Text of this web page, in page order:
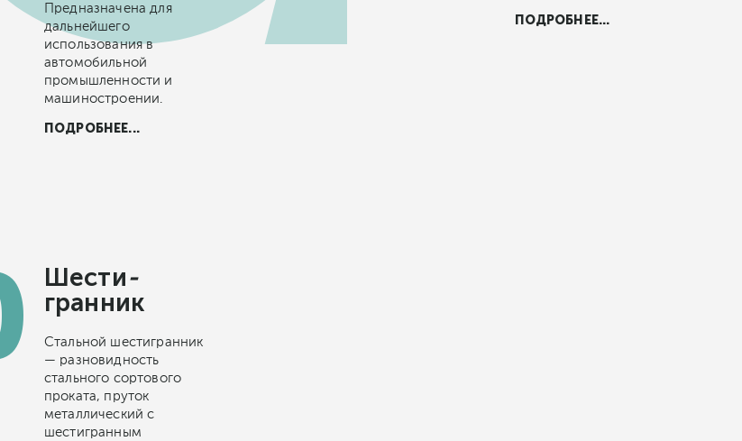
Предназначена для
дальнейшего
использования в
автомобильной
промышленности и
машиностроении.
ПОДРОБНЕЕ...
ПОДРОБНЕЕ...
Шести
гранник
Стальной шестигранник
— разновидность
стального сортового
проката, пруток
металлический с
шестигранным